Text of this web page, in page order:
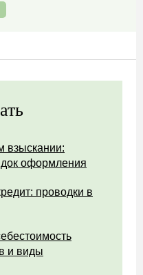
взыскании:
оформления
проводки в
и виды